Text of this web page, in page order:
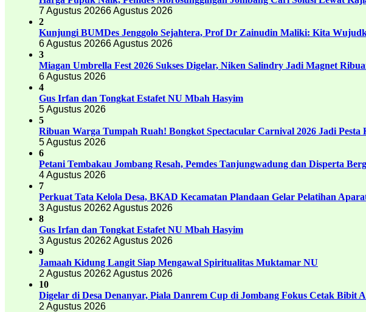
7 Agustus 20266 Agustus 2026
2
Kunjungi BUMDes Jenggolo Sejahtera, Prof Dr Zainudin Maliki: Kita
6 Agustus 20266 Agustus 2026
3
Miagan Umbrella Fest 2026 Sukses Digelar, Niken Salindry Jadi Magnet
6 Agustus 2026
4
Gus Irfan dan Tongkat Estafet NU Mbah Hasyim
5 Agustus 2026
5
Ribuan Warga Tumpah Ruah! Bongkot Spectacular Carnival 2026 Jadi Pesta
5 Agustus 2026
6
Petani Tembakau Jombang Resah, Pemdes Tanjungwadung dan Disperta
4 Agustus 2026
7
Perkuat Tata Kelola Desa, BKAD Kecamatan Plandaan Gelar Pelatihan
3 Agustus 20262 Agustus 2026
8
Gus Irfan dan Tongkat Estafet NU Mbah Hasyim
3 Agustus 20262 Agustus 2026
9
Jamaah Kidung Langit Siap Mengawal Spiritualitas Muktamar NU
2 Agustus 20262 Agustus 2026
10
Digelar di Desa Denanyar, Piala Danrem Cup di Jombang Fokus Cetak Bibit
2 Agustus 2026